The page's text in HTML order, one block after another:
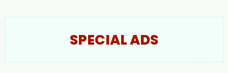
SPECIAL ADS